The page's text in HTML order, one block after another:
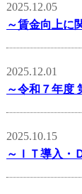
2025.12.05
～賃金向上に
2025.12.01
～令和７年度
2025.10.15
～ＩＴ導入・